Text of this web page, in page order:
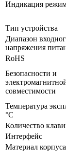
Индикация
Тип устройства
Диапазон
напряжения
RoHS
Безопасности и
совместимости
Температура
°C
Количество
Интерфейс
Материал корпуса